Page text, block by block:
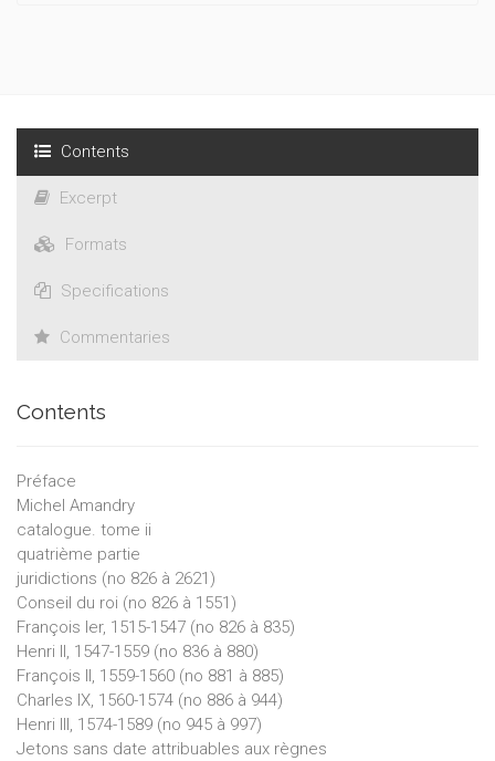
Contents
Excerpt
Formats
Specifications
Commentaries
Contents
Préface
Michel Amandry
catalogue. tome ii
quatrième partie
juridictions (no 826 à 2621)
Conseil du roi (no 826 à 1551)
François Ier, 1515-1547 (no 826 à 835)
Henri II, 1547-1559 (no 836 à 880)
François II, 1559-1560 (no 881 à 885)
Charles IX, 1560-1574 (no 886 à 944)
Henri III, 1574-1589 (no 945 à 997)
Jetons sans date attribuables aux règnes